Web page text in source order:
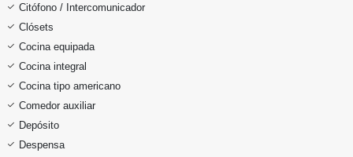
Citófono / Intercomunicador
Clósets
Cocina equipada
Cocina integral
Cocina tipo americano
Comedor auxiliar
Depósito
Despensa